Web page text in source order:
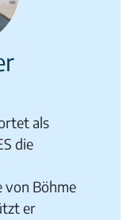
als
die
von Böhme
er